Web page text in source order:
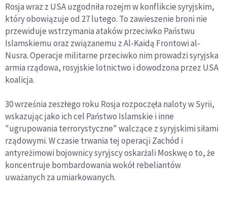
Rosja wraz z USA uzgodniła rozejm w konflikcie syryjskim,
który obowiązuje od 27 lutego. To zawieszenie broni nie
przewiduje wstrzymania ataków przeciwko Państwu
Islamskiemu oraz związanemu z Al-Kaidą Frontowi al-
Nusra. Operacje militarne przeciwko nim prowadzi syryjska
armia rządowa, rosyjskie lotnictwo i dowodzona przez USA
koalicja.
30 września zeszłego roku Rosja rozpoczęła naloty w Syrii,
wskazując jako ich cel Państwo Islamskie i inne
"ugrupowania terrorystyczne" walczące z syryjskimi siłami
rządowymi. W czasie trwania tej operacji Zachód i
antyreżimowi bojownicy syryjscy oskarżali Moskwę o to, że
koncentruje bombardowania wokół rebeliantów
uważanych za umiarkowanych.